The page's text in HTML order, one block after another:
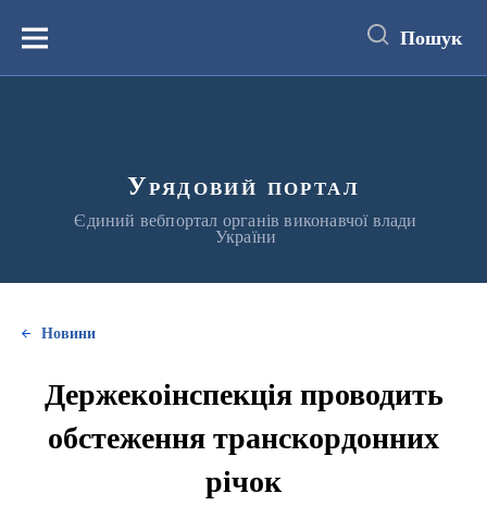
вмістуМеню Пошук
Урядовий портал
Єдиний вебпортал органів виконавчої влади
України
Новини
Держекоінспекція проводить
обстеження транскордонних
річок